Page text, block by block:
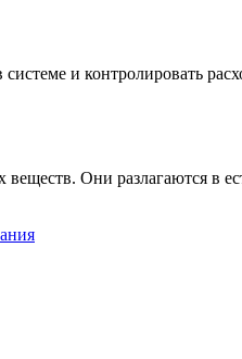
и контролировать
Они разлагаются в